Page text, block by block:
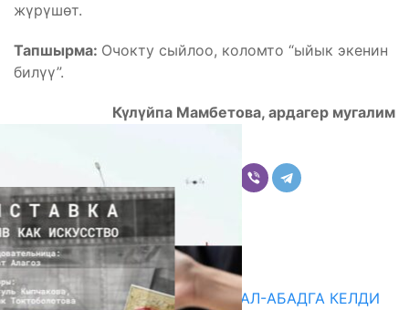
жүрүшөт.
Тапшырма: Очокту сыйлоо, коломто “ыйык экенин
билүү”.
Күлүйпа Мамбетова, ардагер мугалим
Комментарийлер
Акыркы жаңылыктар
«БИРИМДИК КЕРБЕНИ» ЖАЛАЛ-АБАДГА КЕЛДИ